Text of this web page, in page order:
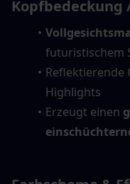
Kopfbedeckung
futuristischem
Reflektierende
Highlights
Erzeugt einen